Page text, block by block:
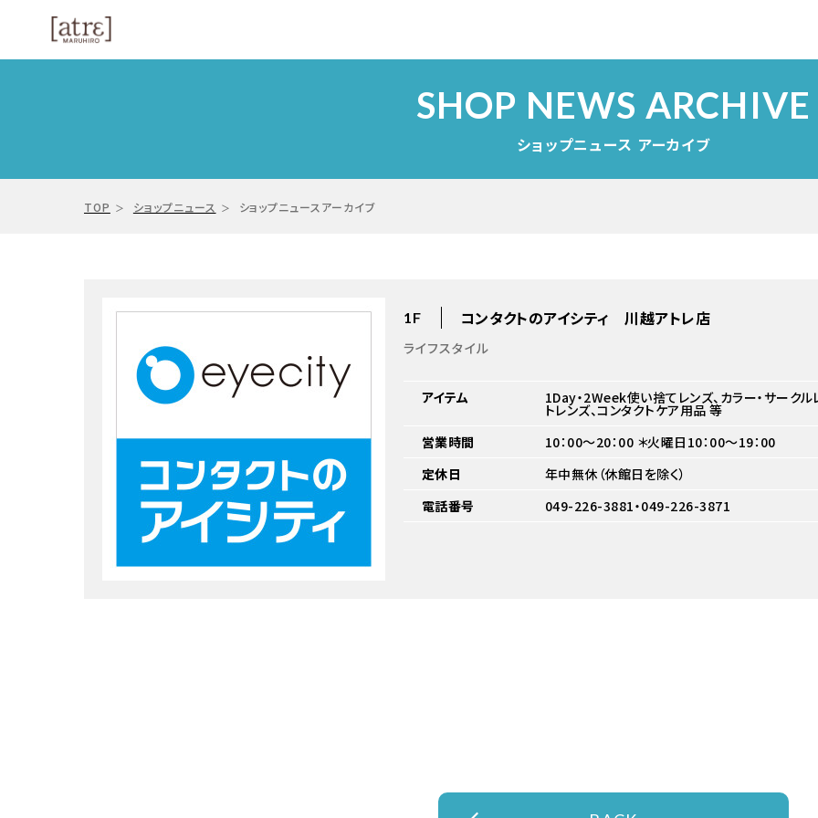
SHOP NEWS ARCHIVE
ショップニュース アーカイブ
TOP ショップニュース ショップニュースアーカイブ
1F コンタクトのアイシティ 川越アトレ店
ライフスタイル
アイテム 1Day・2Week使い捨てレンズ、カラー・サークル
トレンズ、コンタクトケア用品 等
営業時間
10：00～20：00 ＊火曜日10：00～19：00
定休日
年中無休（休館日を除く）
電話番号
049-226-3881・049-226-3871